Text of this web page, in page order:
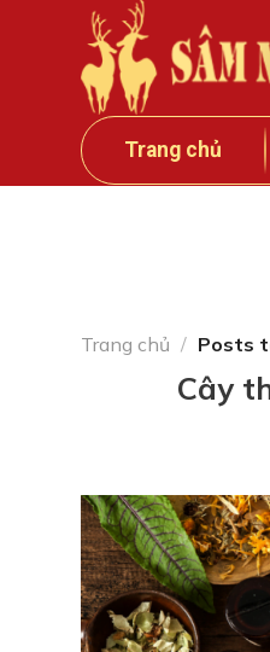
Trang chủ
Trang chủ / Posts
Cây